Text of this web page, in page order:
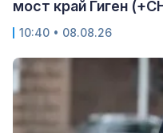
мост край Гиген
10:40 • 08.08.26